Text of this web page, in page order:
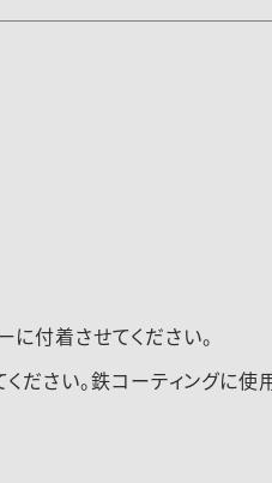
付着させてください。
ださい。鉄コーティングに使